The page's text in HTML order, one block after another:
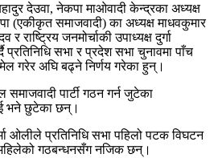
देउवा, नेकपा माओवादी केन्द्रका अध्यक्ष
(एकीकृत समाजवादी) का अध्यक्ष माधवकुमार
राष्ट्रिय जनमोर्चाकी उपाध्यक्ष दुर्गा
प्रतिनिधि सभा र प्रदेश सभा चुनावमा पाँच
गरेर अघि बढ्ने निर्णय गरेका हुन्।
समाजवादी पार्टी गठन गर्न जुटेका
भने छुटेका छन्।
ओलीले प्रतिनिधि सभा पहिलो पटक विघटन
गठबन्धनसँग नजिक छन्।